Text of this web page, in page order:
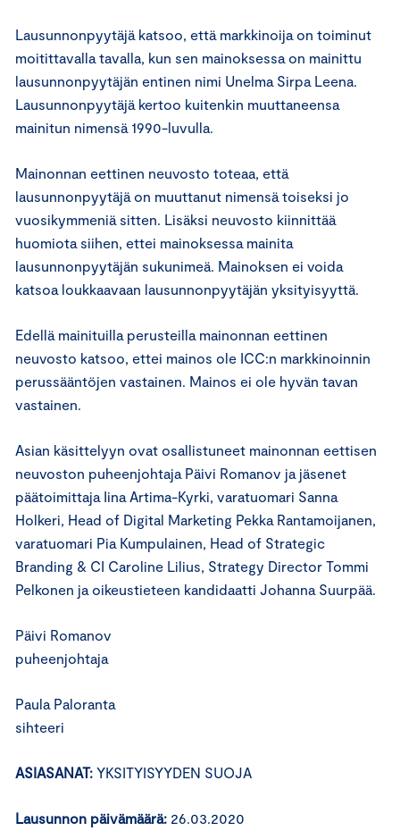
Lausunnonpyytäjä katsoo, että markkinoija on toiminut
moitittavalla tavalla, kun sen mainoksessa on mainittu
lausunnonpyytäjän entinen nimi Unelma Sirpa Leena.
Lausunnonpyytäjä kertoo kuitenkin muuttaneensa
mainitun nimensä 1990-luvulla.
Mainonnan eettinen neuvosto toteaa, että
lausunnonpyytäjä on muuttanut nimensä toiseksi jo
vuosikymmeniä sitten. Lisäksi neuvosto kiinnittää
huomiota siihen, ettei mainoksessa mainita
lausunnonpyytäjän sukunimeä. Mainoksen ei voida
katsoa loukkaavaan lausunnonpyytäjän yksityisyyttä.
Edellä mainituilla perusteilla mainonnan eettinen
neuvosto katsoo, ettei mainos ole ICC:n markkinoinnin
perussääntöjen vastainen. Mainos ei ole hyvän tavan
vastainen.
Asian käsittelyyn ovat osallistuneet mainonnan eettisen
neuvoston puheenjohtaja Päivi Romanov ja jäsenet
päätoimittaja Iina Artima-Kyrki, varatuomari Sanna
Holkeri, Head of Digital Marketing Pekka Rantamoijanen,
varatuomari Pia Kumpulainen, Head of Strategic
Branding & CI Caroline Lilius, Strategy Director Tommi
Pelkonen ja oikeustieteen kandidaatti Johanna Suurpää.
Päivi Romanov
puheenjohtaja
Paula Paloranta
sihteeri
ASIASANAT: YKSITYISYYDEN SUOJA
Lausunnon päivämäärä: 26.03.2020